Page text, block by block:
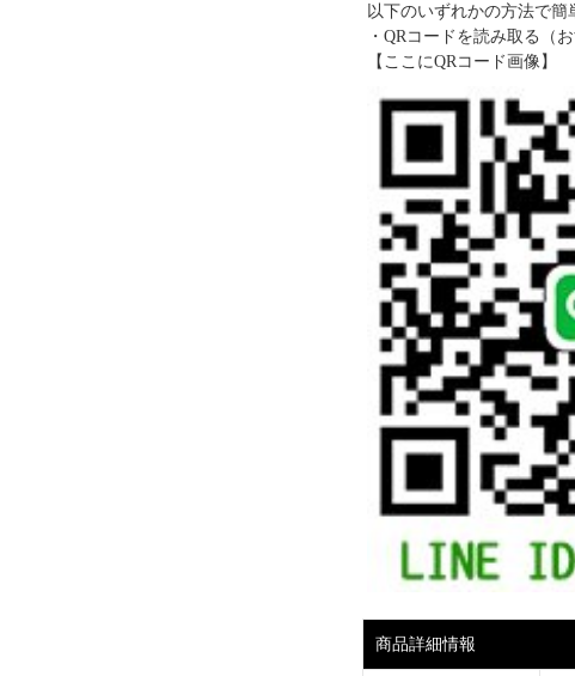
以下のいずれかの方法で簡
・QRコードを読み取る（お
【ここにQRコード画像】
商品詳細情報